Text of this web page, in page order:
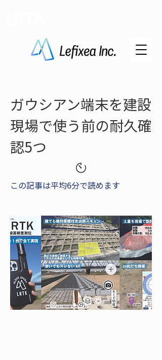
ガウシアン端末を建設
現場で使う前の耐久確
認5つ
この記事は平均6分で読めます